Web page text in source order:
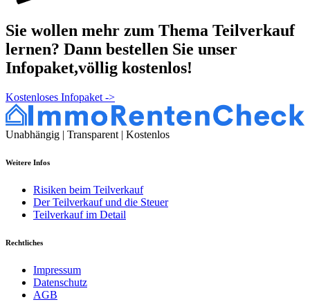
Sie wollen mehr zum Thema Teilverkauf
lernen? Dann bestellen Sie unser
Infopaket,völlig kostenlos!
Kostenloses Infopaket ->
Unabhängig | Transparent | Kostenlos
Weitere Infos
Risiken beim Teilverkauf
Der Teilverkauf und die Steuer
Teilverkauf im Detail
Rechtliches
Impressum
Datenschutz
AGB